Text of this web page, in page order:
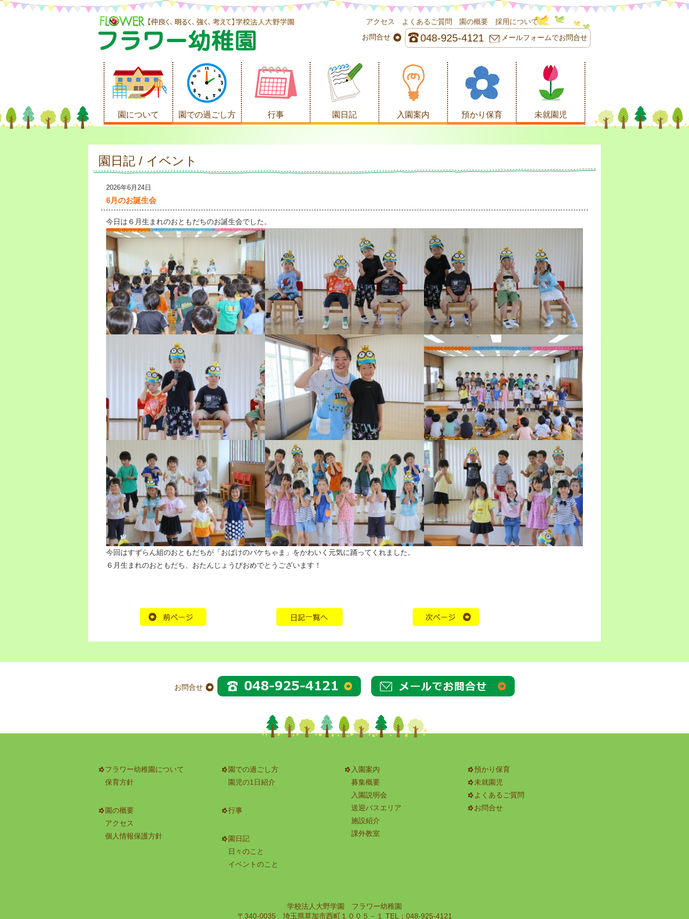
アクセス よくあるご質問 園の概要
採用について
お問合せ
048-925-4121 メールフォームでお問合せ
園について 園での過ごし方 行事 園日記 入園案内 預かり保育 未就園児
園日記 / イベント
2026年6月24日
6月のお誕生会
今日は６月生まれのおともだちのお誕生会でした。
今回はすずらん組のおともだちが「おばけのバケちゃま」をかわいく元気に踊ってくれました。
６月生まれのおともだち、おたんじょうびおめでとうございます！
お問合せ
フラワー幼稚園について
保育方針
園の概要
アクセス
個人情報保護方針
園での過ごし方
園児の1日紹介
行事
園日記
日々のこと
イベントのこと
入園案内
募集概要
入園説明会
送迎バスエリア
施設紹介
課外教室
預かり保育
未就園児
よくあるご質問
お問合せ
学校法人大野学園 フラワー幼稚園
〒340-0035 埼玉県草加市西町１００５－１ TEL：048-925-4121